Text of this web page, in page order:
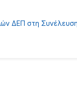
ΔΕΠ στη